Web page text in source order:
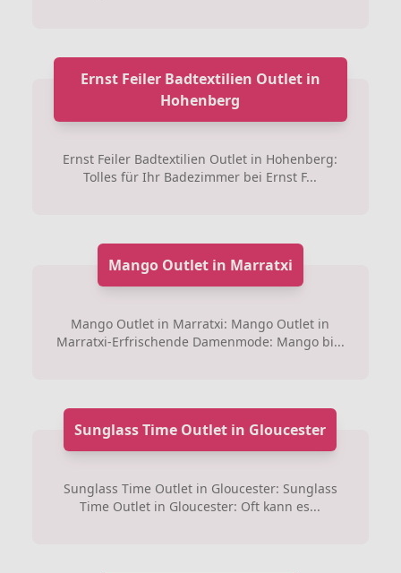
Ernst Feiler Badtextilien Outlet in
Hohenberg
Ernst Feiler Badtextilien Outlet in Hohenberg:
Tolles für Ihr Badezimmer bei Ernst F...
Mango Outlet in Marratxi
Mango Outlet in Marratxi: Mango Outlet in
Marratxi-Erfrischende Damenmode: Mango bi...
Sunglass Time Outlet in Gloucester
Sunglass Time Outlet in Gloucester: Sunglass
Time Outlet in Gloucester: Oft kann es...